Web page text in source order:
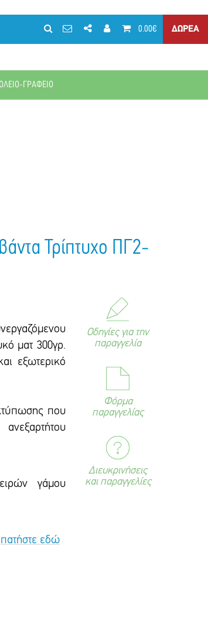
0.00€ ΔΩΡΕΑ
ΓΡΑΦΕΙΟ
Τρίπτυχο ΠΓ2-
ματ 300γρ.
εξωτερικό
που
γάμου
πατήστε εδώ
Οδηγίες για την
παραγγελία
Φόρμα
παραγγελίας
Διευκρινήσεις
και παραγγελίες